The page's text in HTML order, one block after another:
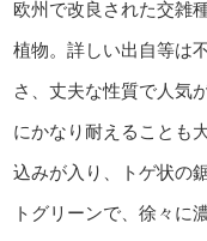
欧州で改良された交雑
植物。詳しい出自等は
さ、丈夫な性質で人気
にかなり耐えることも
込みが入り、トゲ状の
トグリーンで、徐々に